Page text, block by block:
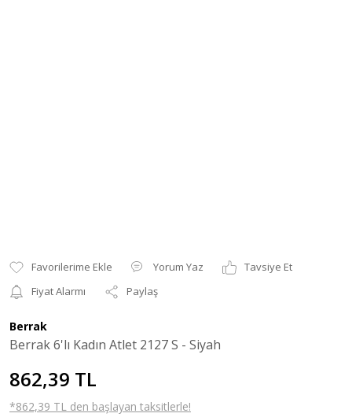
Yorum Yaz
Tavsiye Et
Fiyat Alarmı
Paylaş
Berrak
Berrak 6'lı Kadın Atlet 2127 S - Siyah
862,39 TL
*862,39 TL den başlayan taksitlerle!